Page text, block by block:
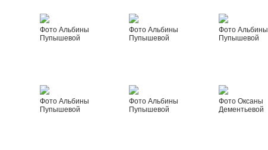
Фото Альбины
Пупышевой
Фото Альбины
Пупышевой
Фото Альбины
Пупышевой
Фото Альбины
Пупышевой
Фото Альбины
Пупышевой
Фото Оксаны
Дементьевой